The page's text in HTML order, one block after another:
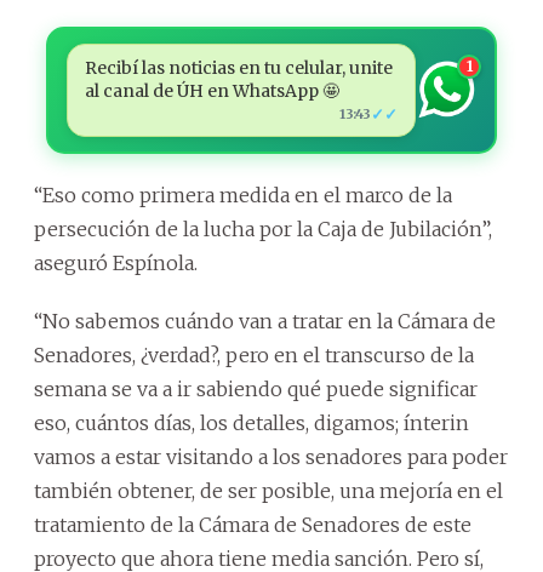
Recibí las noticias en tu celular, unite
al canal de ÚH en WhatsApp 🤩
13:43 ✓✓
1
“Eso como primera medida en el marco de la
persecución de la lucha por la Caja de Jubilación”,
aseguró Espínola.
“No sabemos cuándo van a tratar en la Cámara de
Senadores, ¿verdad?, pero en el transcurso de la
semana se va a ir sabiendo qué puede significar
eso, cuántos días, los detalles, digamos; ínterin
vamos a estar visitando a los senadores para poder
también obtener, de ser posible, una mejoría en el
tratamiento de la Cámara de Senadores de este
proyecto que ahora tiene media sanción. Pero sí,